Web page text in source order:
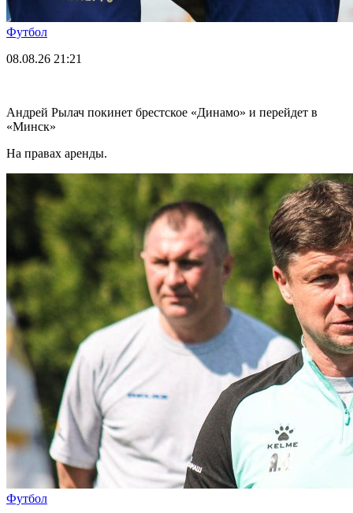
Футбол
08.08.26 21:21
Андрей Рылач покинет брестское «Динамо» и перейдет в
«Минск»
На правах аренды.
Футбол